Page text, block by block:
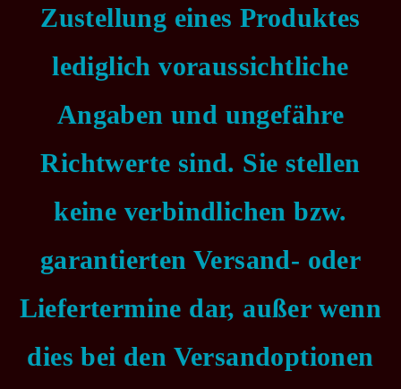
Zustellung eines Produktes
lediglich voraussichtliche
Angaben und ungefähre
Richtwerte sind. Sie stellen
keine verbindlichen bzw.
garantierten Versand- oder
Liefertermine dar, außer wenn
dies bei den Versandoptionen